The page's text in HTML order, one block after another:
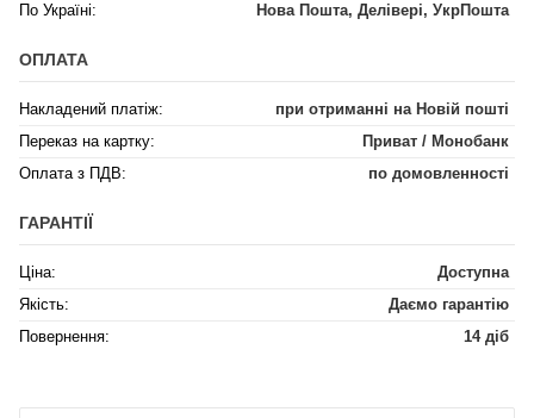
По Україні:
Нова Пошта, Делівері, УкрПошта
ОПЛАТА
Накладений платіж:
при отриманні на Новій пошті
Переказ на картку:
Приват / Монобанк
Оплата з ПДВ:
по домовленності
ГАРАНТІЇ
Ціна:
Доступна
Якість:
Даємо гарантію
Повернення:
14 діб